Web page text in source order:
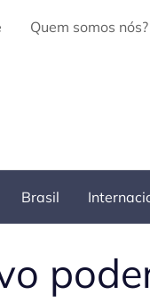
Quem somos nós?
Brasil